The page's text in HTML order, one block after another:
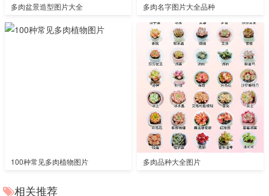
多肉盆景造型图片大全 多肉名字图片大全品种
100种常见多肉植物图片 多肉品种大全图片
相关推荐